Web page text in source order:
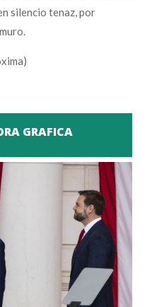
silencio tenaz, por
GRAFICA